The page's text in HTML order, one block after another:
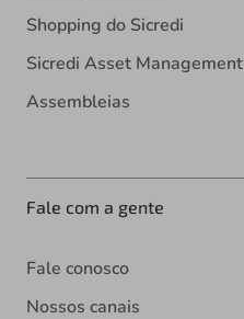
Shopping do Sicredi
Sicredi Asset Management
Assembleias
Fale com a gente
Fale conosco
Nossos canais